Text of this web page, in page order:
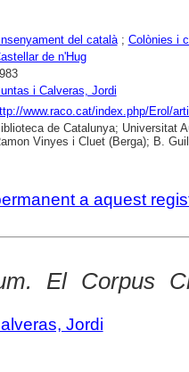
del català; Colònies i
de n'Hug
i Calveras, Jordi
www.raco.cat/index.php/Erol/
de Catalunya; Universitat
Vinyes i Cluet (Berga); B.
a aquest
El Corpus
Jordi